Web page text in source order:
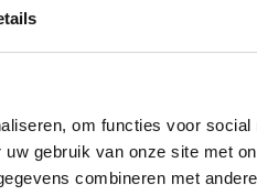
om functies voor social
gebruik van onze site met
combineren met
Het